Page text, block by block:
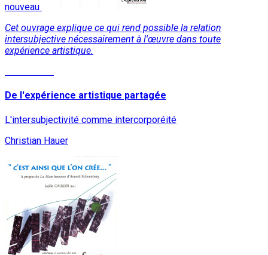
nouveau
Cet ouvrage explique ce qui rend possible la relation
intersubjective nécessairement à l'œuvre dans toute
expérience artistique.
De l'expérience artistique partagée
L'intersubjectivité comme intercorporéité
Christian Hauer